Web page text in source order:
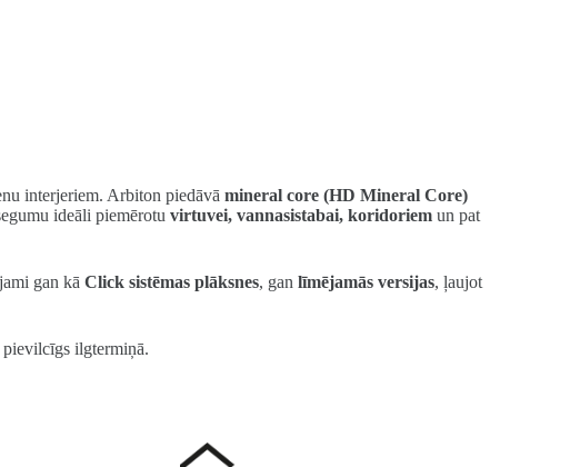
interjeriem. Arbiton piedāvāmineral core (HD Mineral Core)
ideāli piemērotuvirtuvei, vannasistabai, koridoriem un pat
gan kāClick sistēmas plāksnes, ganlīmējamās versijas, ļaujot
ilgtermiņā.